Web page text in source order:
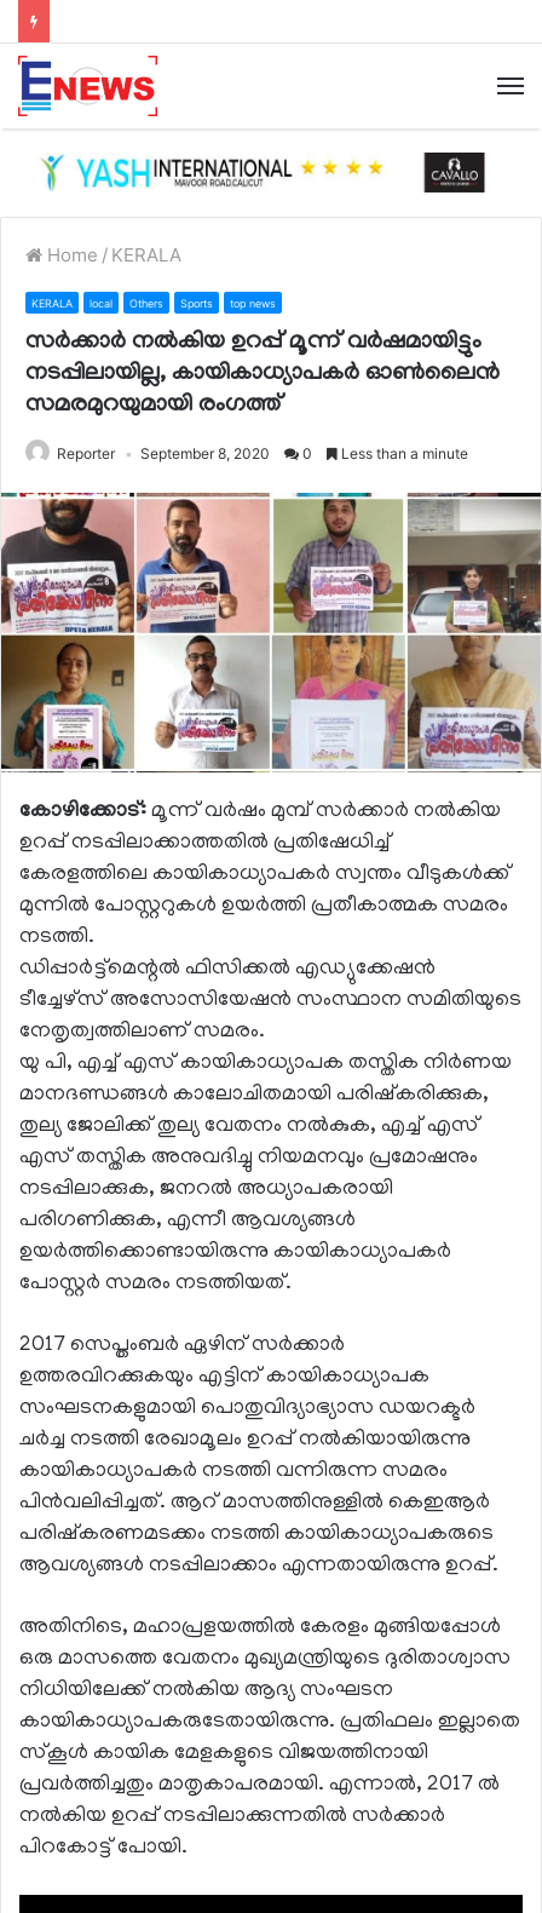
Home / KERALA
KERALA local Others Sports top news
സര്‍ക്കാര്‍ നല്‍കിയ ഉറപ്പ് മൂന്ന് വര്‍ഷമായിട്ടും
നടപ്പിലായില്ല, കായികാധ്യാപകര്‍ ഓണ്‍ലൈന്‍
സമരമുറയുമായി രംഗത്ത്‌
Reporter September 8, 2020 0 Less than a minute
കോഴിക്കോട്: മൂന്ന് വര്‍ഷം മുമ്പ് സര്‍ക്കാര്‍ നല്‍കിയ
ഉറപ്പ് നടപ്പിലാക്കാത്തതില്‍ പ്രതിഷേധിച്ച്
കേരളത്തിലെ കായികാധ്യാപകര്‍ സ്വന്തം വീടുകള്‍ക്ക്
മുന്നില്‍ പോസ്റ്ററുകള്‍ ഉയര്‍ത്തി പ്രതീകാത്മക സമരം
നടത്തി.
ഡിപ്പാര്‍ട്ട്‌മെന്റല്‍ ഫിസിക്കല്‍ എഡ്യുക്കേഷന്‍
ടീച്ചേഴ്‌സ് അസോസിയേഷന്‍ സംസ്ഥാന സമിതിയുടെ
നേതൃത്വത്തിലാണ് സമരം.
യു പി, എച്ച് എസ് കായികാധ്യാപക തസ്തിക നിര്‍ണയ
മാനദണ്ഡങ്ങള്‍ കാലോചിതമായി പരിഷ്‌കരിക്കുക,
തുല്യ ജോലിക്ക് തുല്യ വേതനം നല്‍കുക, എച്ച് എസ്
എസ് തസ്തിക അനുവദിച്ചു നിയമനവും പ്രമോഷനും
നടപ്പിലാക്കുക, ജനറല്‍ അധ്യാപകരായി
പരിഗണിക്കുക, എന്നീ ആവശ്യങ്ങള്‍
ഉയര്‍ത്തിക്കൊണ്ടായിരുന്നു കായികാധ്യാപകര്‍
പോസ്റ്റര്‍ സമരം നടത്തിയത്.
2017 സെപ്തംബര്‍ ഏഴിന് സര്‍ക്കാര്‍
ഉത്തരവിറക്കുകയും എട്ടിന് കായികാധ്യാപക
സംഘടനകളുമായി പൊതുവിദ്യാഭ്യാസ ഡയറക്ടര്‍
ചര്‍ച്ച നടത്തി രേഖാമൂലം ഉറപ്പ് നല്‍കിയായിരുന്നു
കായികാധ്യാപകര്‍ നടത്തി വന്നിരുന്ന സമരം
പിന്‍വലിപ്പിച്ചത്. ആറ് മാസത്തിനുള്ളില്‍ കെഇആര്‍
പരിഷ്‌കരണമടക്കം നടത്തി കായികാധ്യാപകരുടെ
ആവശ്യങ്ങള്‍ നടപ്പിലാക്കാം എന്നതായിരുന്നു ഉറപ്പ്.
അതിനിടെ, മഹാപ്രളയത്തില്‍ കേരളം മുങ്ങിയപ്പോള്‍
ഒരു മാസത്തെ വേതനം മുഖ്യമന്ത്രിയുടെ ദുരിതാശ്വാസ
നിധിയിലേക്ക് നല്‍കിയ ആദ്യ സംഘടന
കായികാധ്യാപകരുടേതായിരുന്നു. പ്രതിഫലം ഇല്ലാതെ
സ്‌കൂള്‍ കായിക മേളകളുടെ വിജയത്തിനായി
പ്രവര്‍ത്തിച്ചതും മാതൃകാപരമായി. എന്നാല്‍, 2017 ല്‍
നല്‍കിയ ഉറപ്പ് നടപ്പിലാക്കുന്നതില്‍ സര്‍ക്കാര്‍
പിറകോട്ട് പോയി.